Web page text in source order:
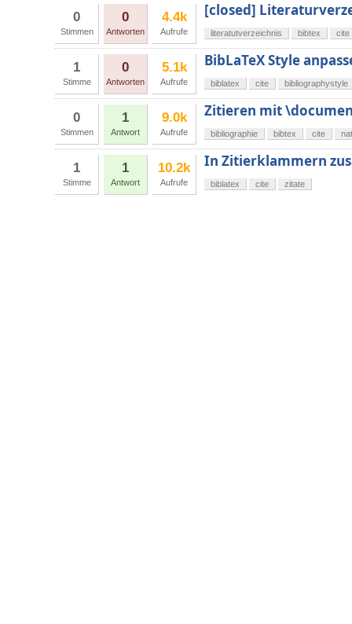
0
Stimmen
0
Antworten
4.4k
Aufrufe
[closed]
literatutverzeichnis bibtex cite
1
Stimme
0
Antworten
5.1k
Aufrufe
BibLaTeX Style
biblatex cite bibliographystyle
0
Stimmen
1
Antwort
9.0k
Aufrufe
Zitieren mit
bibliographie bibtex cite
1
Stimme
1
Antwort
10.2k
Aufrufe
In Zitierklammern
biblatex cite zitate